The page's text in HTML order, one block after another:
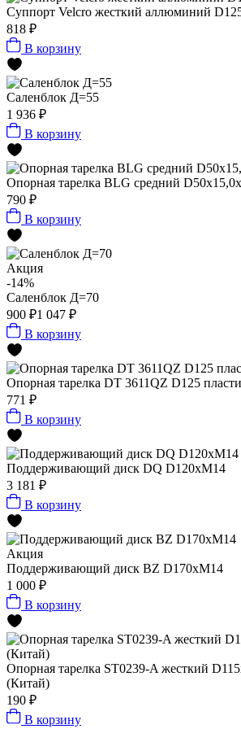
Суппорт Velcro жесткий аллюминий
818 ₽
В корзину
Саленблок Д=55
1 936 ₽
В корзину
Опорная тарелка BLG средний
790 ₽
В корзину
Акция
-14%
Саленблок Д=70
900 ₽1 047 ₽
В корзину
Опорная тарелка DT 3611QZ D125
771 ₽
В корзину
Поддерживающий диск DQ D120xM14
3 181 ₽
В корзину
Акция
Поддерживающий диск BZ D170xM14
1 000 ₽
В корзину
Опорная тарелка ST0239-A жесткий
(Китай)
190 ₽
В корзину